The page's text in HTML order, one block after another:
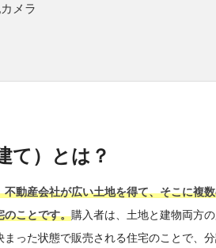
メラ
て）とは？
動産会社が広い土地を得て、そこに複
のことです。購入者は、土地と建物両方
った状態で販売される住宅のことで、